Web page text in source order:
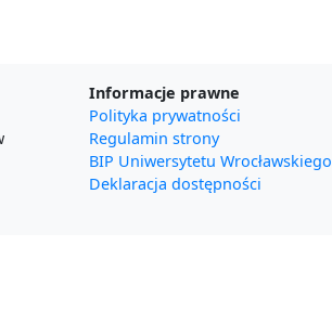
Informacje prawne
Polityka prywatności
Regulamin strony
BIP Uniwersytetu Wrocławskiego
Deklaracja dostępności